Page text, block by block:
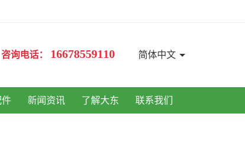
简体中文
咨询电话： 16678559110
件 新闻资讯 了解大东 联系我们